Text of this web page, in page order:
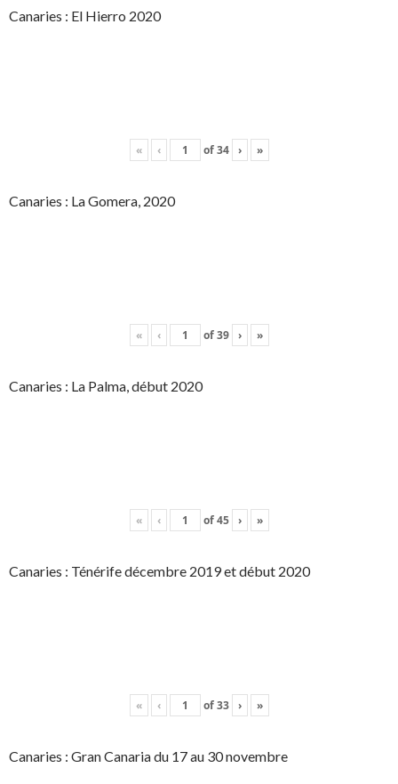
Canaries : El Hierro 2020
« ‹ of34 › »
Canaries : La Gomera, 2020
« ‹ of39 › »
Canaries : La Palma, début 2020
« ‹ of45 › »
Canaries : Ténérife décembre 2019 et début 2020
« ‹ of33 › »
Canaries : Gran Canaria du 17 au 30 novembre